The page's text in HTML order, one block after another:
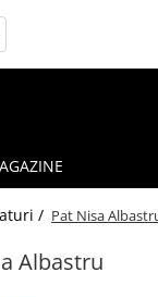
/ Pat Nisa
Albastru